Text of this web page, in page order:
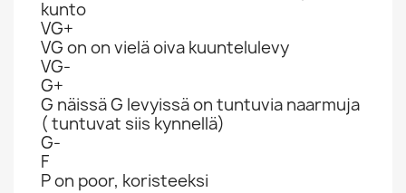
kunto
VG+
VG on on vielä oiva kuuntelulevy
VG-
G+
G näissä G levyissä on tuntuvia naarmuja
( tuntuvat siis kynnellä)
G-
F
P on poor, koristeeksi